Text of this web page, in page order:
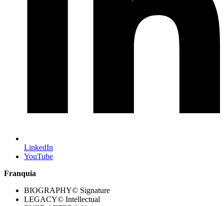
LinkedIn
YouTube
Franquia
BIOGRAPHY© Signature
LEGACY© Intellectual